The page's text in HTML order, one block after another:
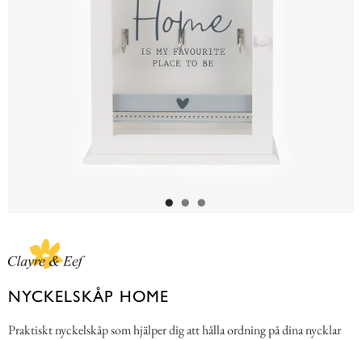
NYCKELSKÅP HOME
Praktiskt nyckelskåp som hjälper dig att hålla ordning på dina nycklar